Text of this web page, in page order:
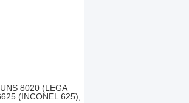
8020 (LEGA
(INCONEL 625),